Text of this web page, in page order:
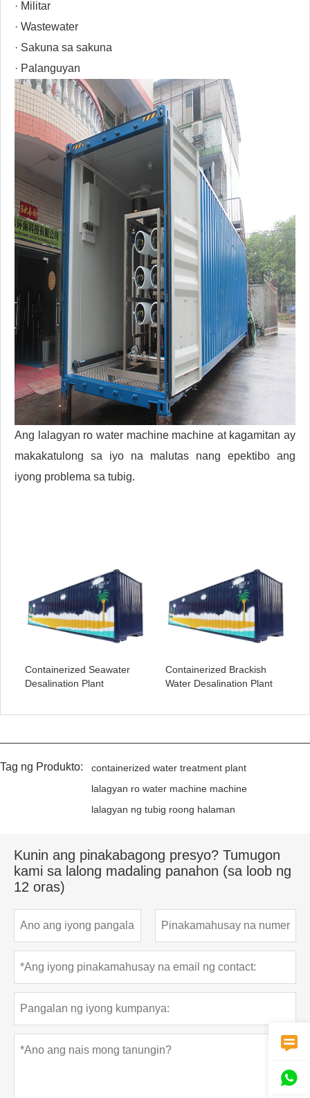
· Militar
· Wastewater
· Sakuna sa sakuna
· Palanguyan
Ang lalagyan ro water machine machine at kagamitan ay
makakatulong sa iyo na malutas nang epektibo ang
iyong problema sa tubig.
Containerized Seawater
Desalination Plant
Containerized Brackish
Water Desalination Plant
Tag ng Produkto:
containerized water treatment plant
lalagyan ro water machine machine
lalagyan ng tubig roong halaman
Kunin ang pinakabagong presyo? Tumugon
kami sa lalong madaling panahon (sa loob ng
12 oras)

